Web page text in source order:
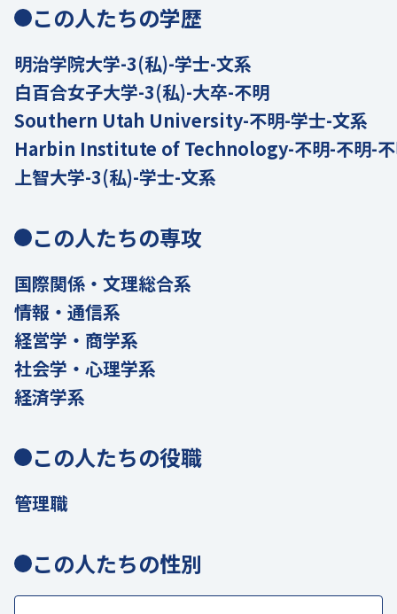
この人たちの学歴
明治学院大学-3(私)-学士-文系
白百合女子大学-3(私)-大卒-不明
Southern Utah University-不明-学士-文系
Harbin Institute of Technology-不明-不明-
上智大学-3(私)-学士-文系
この人たちの専攻
国際関係・文理総合系
情報・通信系
経営学・商学系
社会学・心理学系
経済学系
この人たちの役職
管理職
この人たちの性別